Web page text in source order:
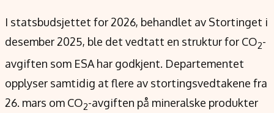
I statsbudsjettet for 2026, behandlet av Stortinget i
desember 2025, ble det vedtatt en struktur for CO2-
avgiften som ESA har godkjent. Departementet
opplyser samtidig at flere av stortingsvedtakene fra
26. mars om CO2-avgiften på mineralske produkter